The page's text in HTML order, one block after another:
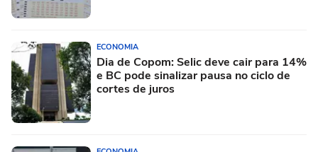
ECONOMIA
Dia de Copom: Selic deve cair para 14%
e BC pode sinalizar pausa no ciclo de
cortes de juros